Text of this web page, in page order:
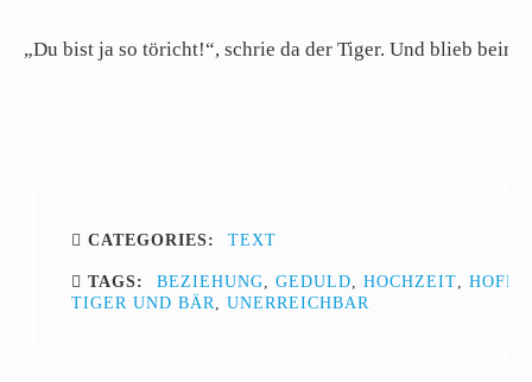
„Du bist ja so töricht!“, schrie da der Tiger. Und blieb beim
CATEGORIES: TEXT
TAGS: BEZIEHUNG, GEDULD, HOCHZEIT,
TIGER UND BÄR, UNERREICHBAR